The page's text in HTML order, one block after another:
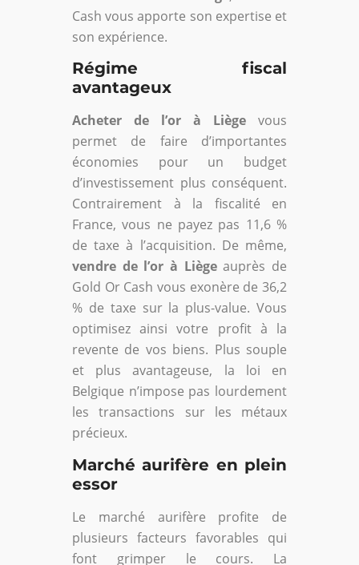
Cash vous apporte son expertise et
son expérience.
Régime fiscal
avantageux
Acheter de l’or à Liège vous
permet de faire d’importantes
économies pour un budget
d’investissement plus conséquent.
Contrairement à la fiscalité en
France, vous ne payez pas 11,6 %
de taxe à l’acquisition. De même,
vendre de l’or à Liègeauprès de
Gold Or Cash vous exonère de 36,2
% de taxe sur la plus-value. Vous
optimisez ainsi votre profit à la
revente de vos biens. Plus souple
et plus avantageuse, la loi en
Belgique n’impose pas lourdement
les transactions sur les métaux
précieux.
Marché aurifère en plein
essor
Le marché aurifère profite de
plusieurs facteurs favorables qui
font grimper le cours. La